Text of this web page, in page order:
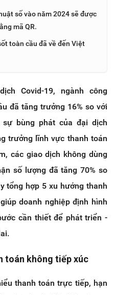
số vào năm 2024 sẽ được
mã QR.
toàn cầu đã về đến Việt
Covid-19, ngành công
đã tăng trưởng 16% so với
bùng phát của đại dịch
trưởng lĩnh vực thanh toán
các giao dịch không dùng
số lượng đã tăng 70% so
tổng hợp 5 xu hướng thanh
doanh nghiệp định hình
cần thiết để phát triển -
toán không tiếp xúc
thanh toán trực tiếp, hạn